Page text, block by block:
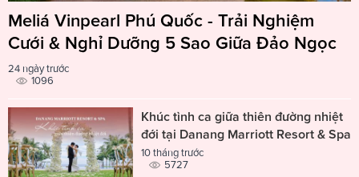
Meliá Vinpearl Phú Quốc - Trải Nghiệm
Cưới & Nghỉ Dưỡng 5 Sao Giữa Đảo Ngọc
24 ngày trước
1096
Khúc tình ca giữa thiên đường nhiệt
đới tại Danang Marriott Resort & Spa
10 tháng trước
5727